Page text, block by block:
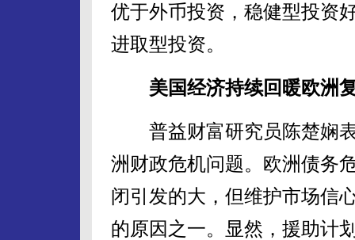
优于外币投资，稳健型投资
进取型投资。
美国经济持续回暖欧洲
普益财富研究员陈楚娴表
洲财政危机问题。欧洲债务
闭引发的大，但维护市场信
的原因之一。显然，援助计